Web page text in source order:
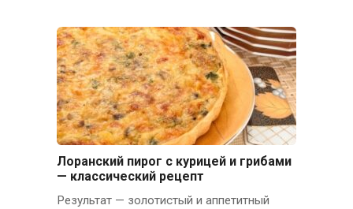
Лоранский пирог с курицей и грибами
— классический рецепт
Результат — золотистый и аппетитный